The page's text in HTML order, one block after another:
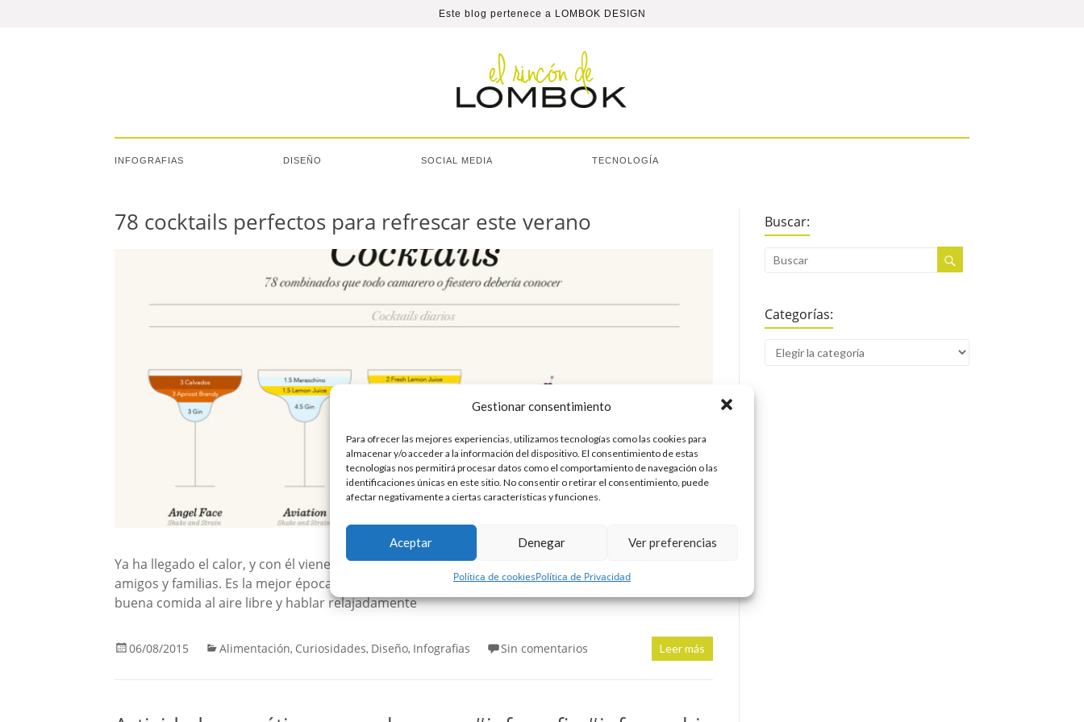
Gestionar consentimiento
Para ofrecer las mejores experiencias, utilizamos tecnologías como las cookies para
almacenar y/o acceder a la información del dispositivo. El consentimiento de estas
tecnologías nos permitirá procesar datos como el comportamiento de navegación o las
identificaciones únicas en este sitio. No consentir o retirar el consentimiento, puede
afectar negativamente a ciertas características y funciones.
Aceptar Denegar Ver preferencias
Política de cookiesPolítica de Privacidad
Este blog pertenece a LOMBOK DESIGN
INFOGRAFIAS DISEÑO SOCIAL MEDIA TECNOLOGÍA
78 cocktails perfectos para refrescar este verano
Ya ha llegado el calor, y con él vienen la playa, las terrazas, las barbacoas y las quedadas con los
amigos y familias. Es la mejor época para reunirse con los seres más queridos para preparar una
buena comida al aire libre y hablar relajadamente
06/08/2015 Alimentación, Curiosidades, Diseño, Infografias Sin comentarios Leer más
Buscar:
Categorías: